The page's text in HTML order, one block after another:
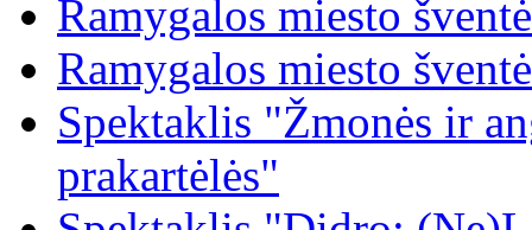
Ramygalos miesto šventė
Ramygalos miesto šventė
Spektaklis "Žmonės ir
prakartėlės"